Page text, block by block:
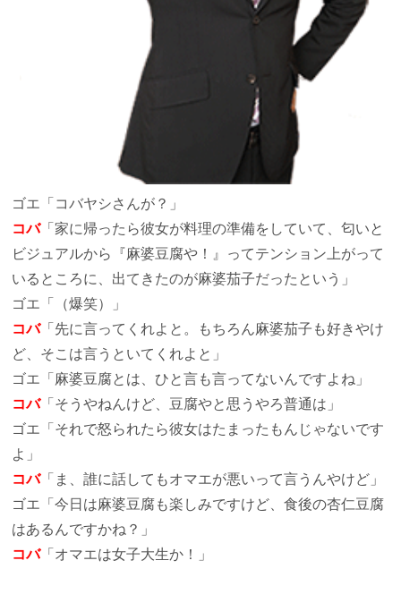
ゴエ 「コバヤシさんが？」
コバ「家に帰ったら彼女が料理の準備をしていて、匂いと
ビジュアルから『麻婆豆腐や！』ってテンション上がって
いるところに、出てきたのが麻婆茄子だったという」
ゴエ 「（爆笑）」
コバ「先に言ってくれよと。もちろん麻婆茄子も好きやけ
ど、そこは言うといてくれよと」
ゴエ 「麻婆豆腐とは、ひと言も言ってないんですよね」
コバ「そうやねんけど、豆腐やと思うやろ普通は」
ゴエ 「それで怒られたら彼女はたまったもんじゃないです
よ」
コバ「ま、誰に話してもオマエが悪いって言うんやけど」
ゴエ 「今日は麻婆豆腐も楽しみですけど、食後の杏仁豆腐
はあるんですかね？」
コバ「オマエは女子大生か！」